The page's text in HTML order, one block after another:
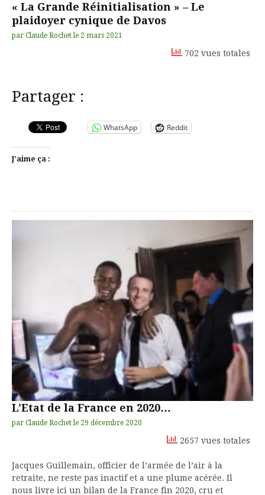
« La Grande Réinitialisation » – Le
plaidoyer cynique de Davos
par Claude Rochet le 2 mars 2021
702 vues totales
Partager :
WhatsApp Reddit
J’aime ça :
L’Etat de la France en 2020…
par Claude Rochet le 29 décembre 2020
2657 vues totales
Jacques Guillemain, officier de l’armée de l’air à la
retraite, ne reste pas inactif et a une plume acérée. Il
nous livre ici un bilan de la France fin 2020, cru et